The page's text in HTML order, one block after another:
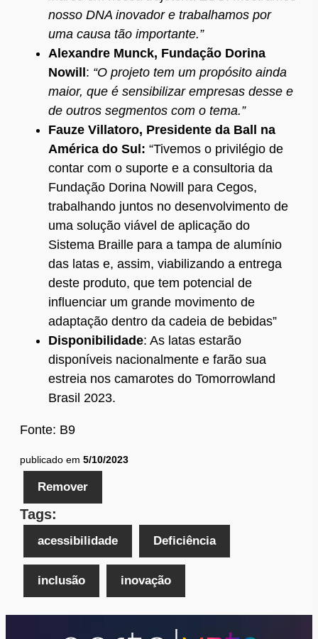
nosso DNA inovador e trabalhamos por
uma causa tão importante.”
Alexandre Munck, Fundação Dorina
Nowill : “O projeto tem um propósito ainda
maior, que é sensibilizar empresas desse e
de outros segmentos com o tema.”
Fauze Villatoro, Presidente da Ball na
América do Sul: “Tivemos o privilégio de
contar com o suporte e a consultoria da
Fundação Dorina Nowill para Cegos,
trabalhando juntos no desenvolvimento de
uma solução viável de aplicação do
Sistema Braille para a tampa de alumínio
das latas e, assim, viabilizando a entrega
deste produto, que tem potencial de
influenciar um grande movimento de
adaptação dentro da cadeia de bebidas”
Disponibilidade: As latas estarão
disponíveis nacionalmente e farão sua
estreia nos camarotes do Tomorrowland
Brasil 2023.
Fonte: B9
publicado em 5/10/2023
Remover
Tags:
acessibilidade Deficiência
inclusão inovação